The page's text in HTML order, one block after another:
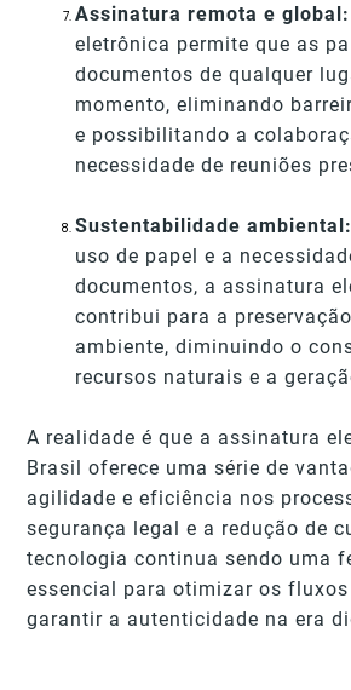
Assinatura remota e global:
eletrônica permite que as
documentos de qualquer
momento, eliminando
e possibilitando a
necessidade de reuniões
Sustentabilidade
uso de papel e a
documentos, a assinatura
contribui para a
ambiente, diminuindo o
recursos naturais e a
A realidade é que a assinatura
Brasil oferece uma série de
agilidade e eficiência nos
segurança legal e a redução de
tecnologia continua sendo uma
essencial para otimizar os
garantir a autenticidade na era